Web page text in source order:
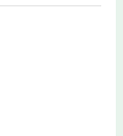
らのイラストのほ
た現在の秋 赤音の
ン」「ローリンガ
歌い手ユニット
友に提供したCD
【全イラストを